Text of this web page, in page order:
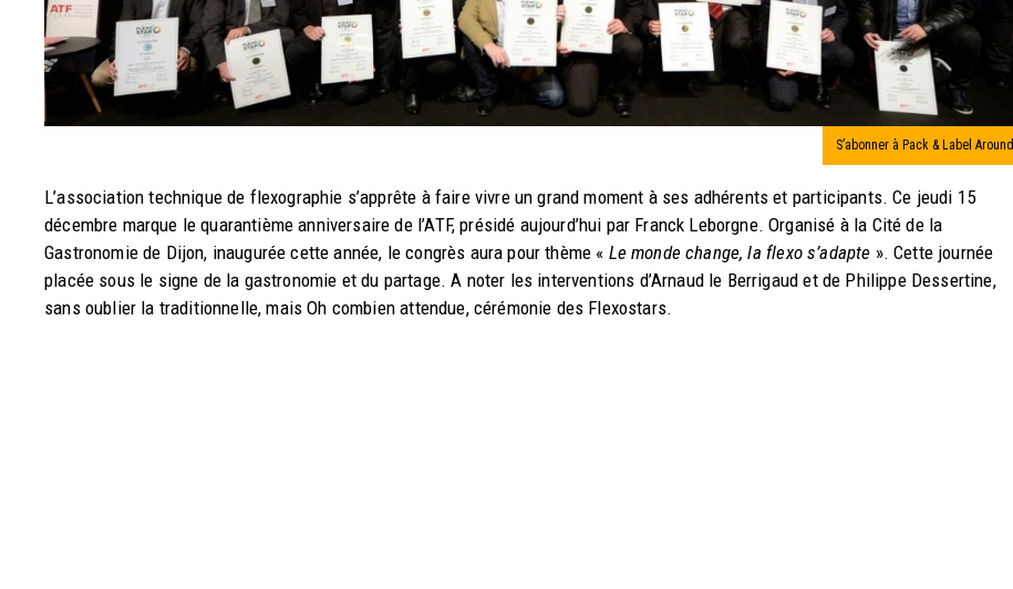
S’abonner à Pack & Label Around
L’association technique de flexographie s’apprête à faire vivre un grand moment à ses adhérents et participants. Ce jeudi 15
décembre marque le quarantième anniversaire de l’ATF, présidé aujourd’hui par Franck Leborgne. Organisé à la Cité de la
Gastronomie de Dijon, inaugurée cette année, le congrès aura pour thème « Le monde change, la flexo s’adapte ». Cette journée
placée sous le signe de la gastronomie et du partage. A noter les interventions d’Arnaud le Berrigaud et de Philippe Dessertine,
sans oublier la traditionnelle, mais Oh combien attendue, cérémonie des Flexostars.